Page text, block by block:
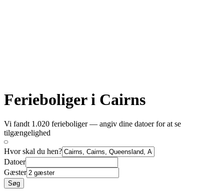
Ferieboliger i Cairns
Vi fandt 1.020 ferieboliger — angiv dine datoer for at se
tilgængelighed
Hvor skal du hen?
Datoer
Gæster
Søg